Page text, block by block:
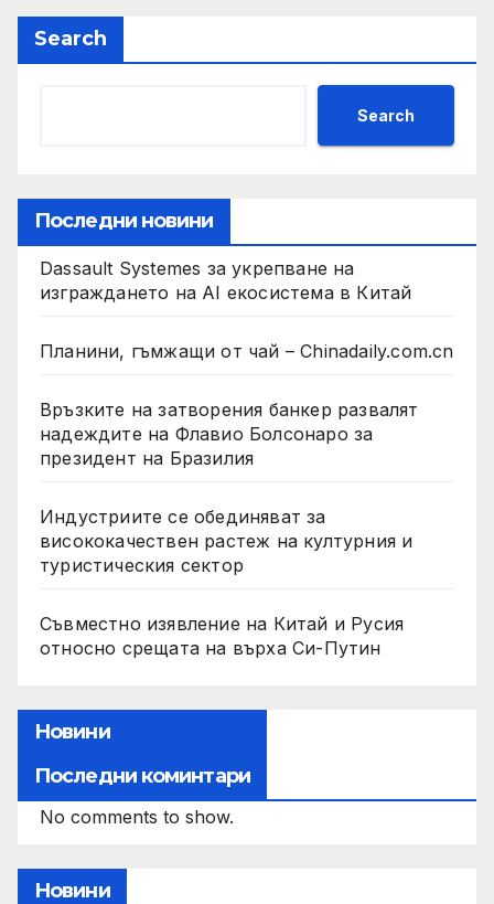
Search
Search
Последни новини
Dassault Systemes за укрепване на
изграждането на AI екосистема в Китай
Планини, гъмжащи от чай – Chinadaily.com.cn
Връзките на затворения банкер развалят
надеждите на Флавио Болсонаро за
президент на Бразилия
Индустриите се обединяват за
висококачествен растеж на културния и
туристическия сектор
Съвместно изявление на Китай и Русия
относно срещата на върха Си-Путин
Новини
Последни коминтари
No comments to show.
Новини